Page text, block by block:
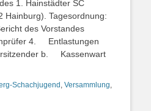
1. Hainstädter SC
Hainburg). Tagesordnung:
des Vorstandes
4. Entlastungen
b. Kassenwart
Schachjugend , Versammlung,